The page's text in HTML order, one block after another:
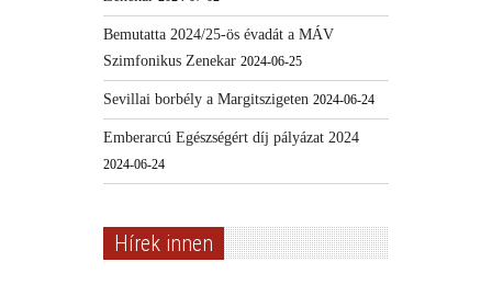
Bemutatta 2024/25-ös évadát a MÁV
Szimfonikus Zenekar 2024-06-25
Sevillai borbély a Margitszigeten 2024-06-24
Emberarcú Egészségért díj pályázat 2024
2024-06-24
Hírek innen